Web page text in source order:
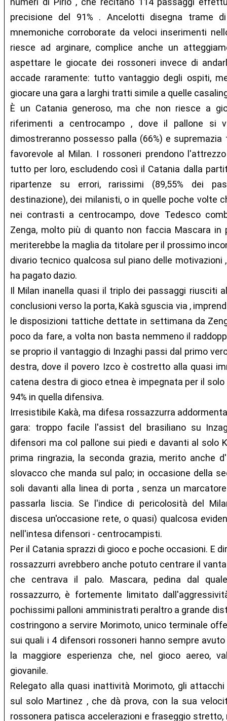
precisione del 91% . Ancelotti disegna trame
mnemoniche corroborate da veloci inserimenti
riesce ad arginare, complice anche un
aspettare le giocate dei rossoneri invece di
accade raramente: tutto vantaggio degli ospiti,
giocare una gara a larghi tratti simile a quelle
È un Catania generoso, ma che non riesce a
riferimenti a centrocampo , dove il pallone si
dimostreranno possesso palla (66%) e
favorevole al Milan. I rossoneri prendono
tutto per loro, escludendo così il Catania dalla
ripartenze su errori, rarissimi (89,55% dei
destinazione), dei milanisti, o in quelle poche volte
nei contrasti a centrocampo, dove Tedesco
Zenga, molto più di quanto non faccia Mascara in
meriterebbe la maglia da titolare per il prossimo
divario tecnico qualcosa sul piano delle motivazioni
ha pagato dazio.
Il Milan inanella quasi il triplo dei passaggi riusciti
conclusioni verso la porta, Kakà sguscia via ,
le disposizioni tattiche dettate in settimana da
poco da fare, a volta non basta nemmeno il
se proprio il vantaggio di Inzaghi passi dal primo
destra, dove il povero Izco è costretto alla quasi
catena destra di gioco etnea è impegnata per il
94% in quella difensiva.
Irresistibile Kakà, ma difesa rossazzurra
gara: troppo facile l'assist del brasiliano su
difensori ma col pallone sui piedi e davanti al solo
prima ringrazia, la seconda grazia, merito anche
slovacco che manda sul palo; in occasione della
soli davanti alla linea di porta , senza un
passarla liscia. Se l'indice di pericolosità del
discesa un'occasione rete, o quasi) qualcosa
nell'intesa difensori - centrocampisti.
Per il Catania sprazzi di gioco e poche occasioni. E
rossazzurri avrebbero anche potuto centrare il
che centrava il palo. Mascara, pedina dal
rossazzurro, è fortemente limitato
pochissimi palloni amministrati peraltro a grande
costringono a servire Morimoto, unico terminale
sui quali i 4 difensori rossoneri hanno sempre
la maggiore esperienza che, nel gioco aereo,
giovanile.
Relegato alla quasi inattività Morimoto, gli
sul solo Martinez , che dà prova, con la sua
rossonera patisca accelerazioni e fraseggio stretto,